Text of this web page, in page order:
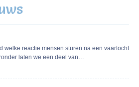
welke reactie mensen sturen na een vaartocht
laten we een deel van…